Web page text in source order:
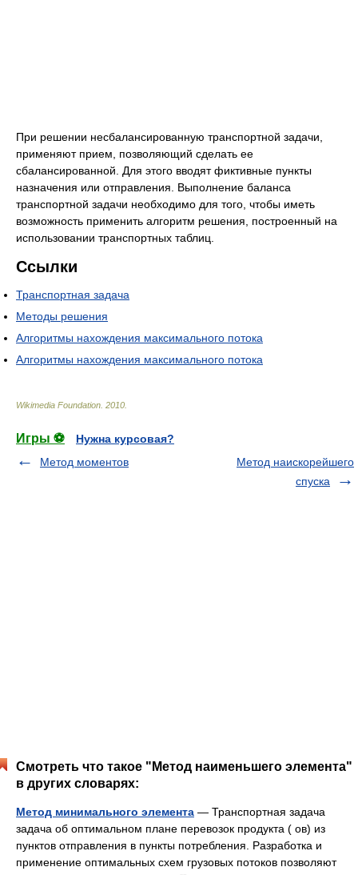
При решении несбалансированную транспортной задачи,
применяют прием, позволяющий сделать ее
сбалансированной. Для этого вводят фиктивные пункты
назначения или отправления. Выполнение баланса
транспортной задачи необходимо для того, чтобы иметь
возможность применить алгоритм решения, построенный на
использовании транспортных таблиц.
Ссылки
Транспортная задача
Методы решения
Алгоритмы нахождения максимального потока
Алгоритмы нахождения максимального потока
Wikimedia Foundation 2010
Игры ⚽
Нужна курсовая?
Метод моментов
Метод наискорейшего
спуска
Смотреть что такое "Метод наименьшего элемента"
в других словарях:
Метод минимального элемента — Транспортная задача
задача об оптимальном плане перевозок продукта ( ов) из
пунктов отправления в пункты потребления. Разработка и
применение оптимальных схем грузовых потоков позволяют